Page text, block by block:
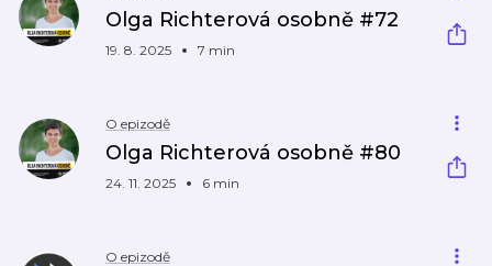
Olga Richterová osobně #72
19. 8. 2025 7 min
O epizodě
Olga Richterová osobně #80
24. 11. 2025 6 min
O epizodě